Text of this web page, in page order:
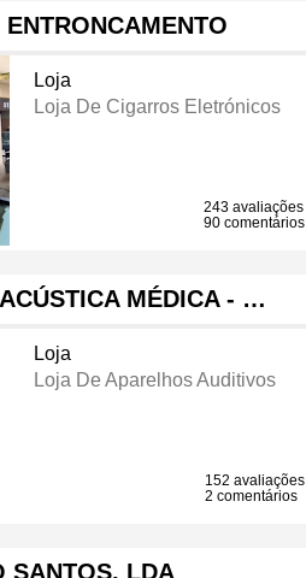
Loja
Loja De Cigarros Eletrónicos
243 avaliações
90 comentários
MÉDICA - …
Loja
Loja De Aparelhos Auditivos
152 avaliações
2 comentários
SANTOS, LDA